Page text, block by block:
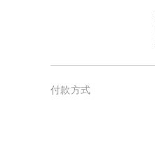
付款方式